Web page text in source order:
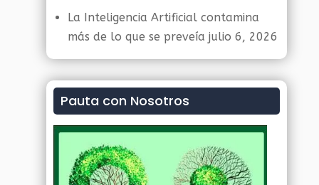
La Inteligencia Artificial contamina
más de lo que se preveía julio 6, 2026
Pauta con Nosotros